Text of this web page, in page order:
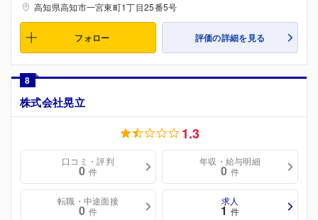
高知県高知市一宮東町1丁目25番5号
フォロー 評価の詳細を見る
8
株式会社晃立
1.3
口コミ・評判
0 件
年収・給与明細
0 件
転職・中途面接
0 件
求人
1 件